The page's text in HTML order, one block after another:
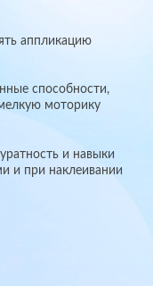
аппликацию
способности,
моторику
и навыки
и при наклеивании